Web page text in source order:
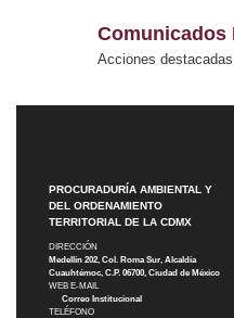
Comunicados
Acciones
PROCURADURÍA AMBIENTAL Y
DEL ORDENAMIENTO
TERRITORIAL DE LA CDMX
DIRECCIÓN
Medellín 202, Col. Roma Sur, Alcaldía
Cuauhtémoc, C.P. 06700, Ciudad de México
WEB E-MAIL
Correo Institucional
TELÉFONO